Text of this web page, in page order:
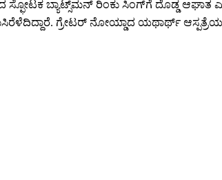
ಸ್ಫೋಟಕ ಬ್ಯಾಟ್ಸ್‌ಮನ್ ರಿಂಕು ಸಿಂಗ್‌ಗೆ ದೊಡ್ಡ ಆಘಾತ
ಗ್ರೇಟರ್ ನೋಯ್ಡಾದ ಯಥಾರ್ಥ್